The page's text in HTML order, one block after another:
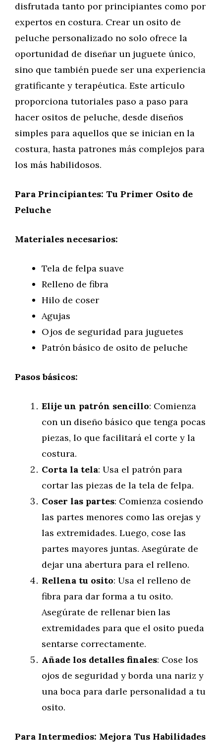
disfrutada tanto por principiantes como por
expertos en costura. Crear un osito de
peluche personalizado no solo ofrece la
oportunidad de diseñar un juguete único,
sino que también puede ser una experiencia
gratificante y terapéutica. Este artículo
proporciona tutoriales paso a paso para
hacer ositos de peluche, desde diseños
simples para aquellos que se inician en la
costura, hasta patrones más complejos para
los más habilidosos.
Para Principiantes: Tu Primer Osito de
Peluche
Materiales necesarios:
Tela de felpa suave
Relleno de fibra
Hilo de coser
Agujas
Ojos de seguridad para juguetes
Patrón básico de osito de peluche
Pasos básicos:
Elije un patrón sencillo: Comienza
con un diseño básico que tenga pocas
piezas, lo que facilitará el corte y la
costura.
Corta la tela: Usa el patrón para
cortar las piezas de la tela de felpa.
Coser las partes: Comienza cosiendo
las partes menores como las orejas y
las extremidades. Luego, cose las
partes mayores juntas. Asegúrate de
dejar una abertura para el relleno.
Rellena tu osito: Usa el relleno de
fibra para dar forma a tu osito.
Asegúrate de rellenar bien las
extremidades para que el osito pueda
sentarse correctamente.
Añade los detalles finales: Cose los
ojos de seguridad y borda una nariz y
una boca para darle personalidad a tu
osito.
Para Intermedios: Mejora Tus Habilidades